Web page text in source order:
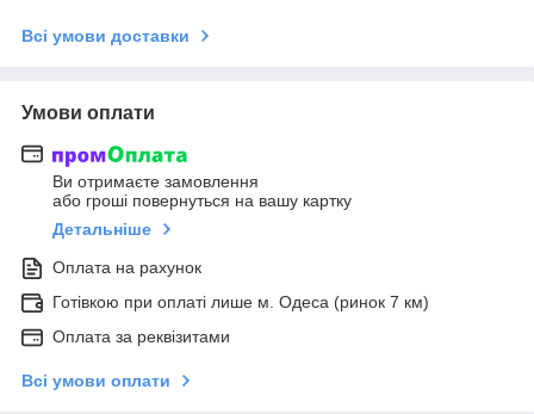
Всі умови доставки
Умови оплати
Ви отримаєте замовлення
або гроші повернуться на вашу картку
Детальніше
Оплата на рахунок
Готівкою при оплаті лише м. Одеса (ринок 7 км)
Оплата за реквізитами
Всі умови оплати